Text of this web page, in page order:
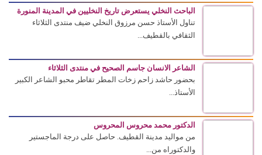
الباحث النخلي يستعرض تاريخ النخليين في المدينة المنورة
تناول الأستاذ حسن مرزوق النخلي ضيف منتدى الثلاثاء
الثقافي بالقطيف...
الشاعر الانسان جاسم الصحيح في منتدى الثلاثاء
بحضور حاشد زاحم زخات المطر تقاطر محبو الشاعر الكبير
الأستاذ...
الدكتور محمد محروس المحروس
من مواليد مدينة القطيف. حاصل على درجة الماجستير
والدكتوراه من...